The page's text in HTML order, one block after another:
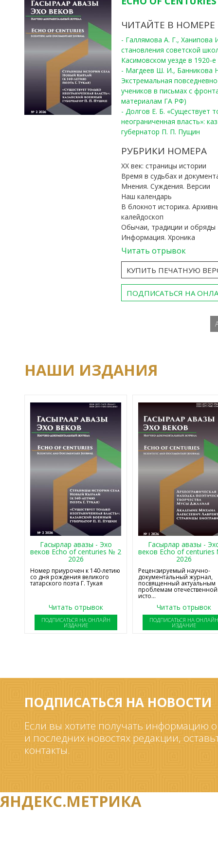
ЧИТАЙТЕ В НОМЕРЕ
- Галлямова А. Г.,
становления советской
Касимовском уезде в 1920-е
- Магдеев Ш. И., Банникова
Экстремальная
учеников в письмах с
материалам ГА РФ)
- Долгов Е. Б. «Существует
неограниченная власть»:
губернатор П. П. Пущин
РУБРИКИ НОМЕРА
ХХ век: страницы истории
Время в судьбах и
Мнения. Суждения. Версии
Наш календарь
В блокнот историка.
калейдоскоп
Обычаи, традиции и обряды
Информация. Хроника
Читать отрывок
КУПИТЬ ПЕЧАТНУЮ
ПОДПИСАТЬСЯ НА
НАШИ ИЗДАНИЯ
Гасырлар авазы - Эхо
веков Echo of centuries № 2
2026
Номер приурочен к 140-летию
со дня рождения великого
татарского поэта Г. Тукая
Читать отрывок
ПОДПИСАТЬСЯ НА ОНЛАЙН
ИЗДАНИЕ
Гасырлар авазы -
веков Echo of
2026
Рецензируемый научно-
документальный журнал,
посвященный актуальным
проблемам отечественной
исто...
Читать отрывок
ПОДПИСАТЬСЯ НА
ИЗДАНИЕ
ПОДПИСАТЬСЯ НА НОВОСТИ
Если вы хотите получать информацию
и последних новостях редакции,
контакты.
ЯНДЕКС.МЕТРИКА